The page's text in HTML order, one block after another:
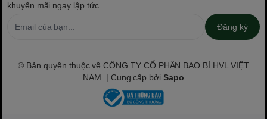
khuyến mãi ngay lập tức
Đăng ký
© Bản quyền thuộc về CÔNG TY CỔ PHẦN BAO BÌ HVL VIỆT
NAM. | Cung cấp bởiSapo